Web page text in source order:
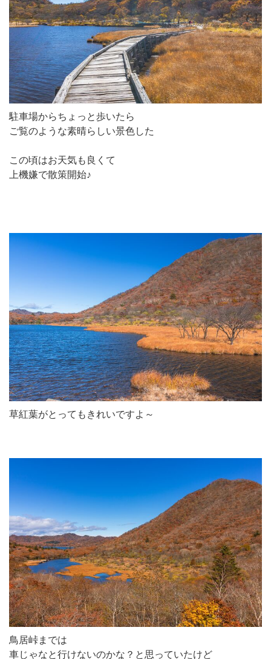
駐車場からちょっと歩いたら
ご覧のような素晴らしい景色した
この頃はお天気も良くて
上機嫌で散策開始♪
草紅葉がとってもきれいですよ～
鳥居峠までは
車じゃなと行けないのかな？と思っていたけど